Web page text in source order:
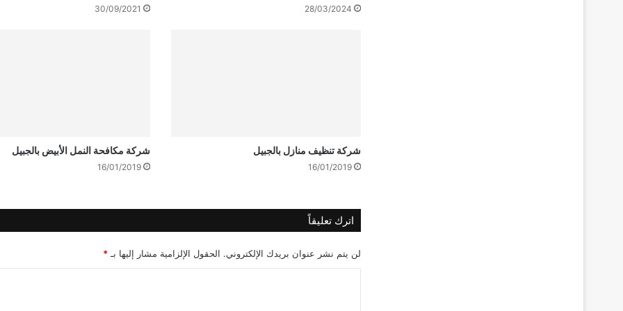
28/03/2024
30/09/2021
شركة تنظيف منازل بالجبيل
16/01/2019
شركة مكافحة النمل الأبيض بالجبيل
16/01/2019
اترك تعليقاً
لن يتم نشر عنوان بريدك الإلكتروني. الحقول الإلزامية مشار إليها بـ *